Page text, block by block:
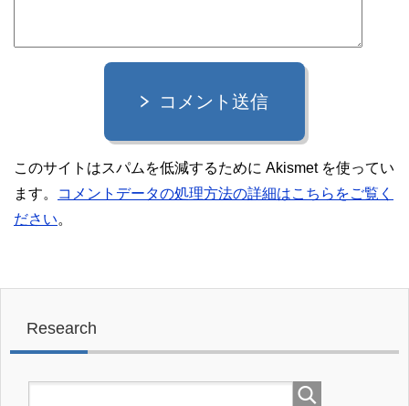
コメント送信
このサイトはスパムを低減するために Akismet を使ってい
ます。
コメントデータの処理方法の詳細はこちらをご覧く
ださい。
Research